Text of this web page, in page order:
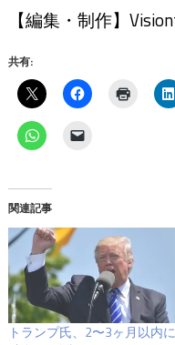
【編集・制作】
共有:
関連記事
トランプ氏、2〜3ヶ月以内に